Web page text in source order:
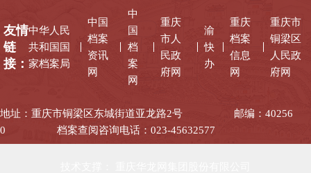
友情
链
接：
中华人民
共和国国
家档案局
中国
档案
资讯
网
中
国
档
案
网
重庆
市人
民政
府网
渝
快
办
重庆
档案
信息
网
重庆市
铜梁区
人民政
府网
地址：重庆市铜梁区东城街道亚龙路2号
邮编：40256
0
档案查阅咨询电话：023-45632577